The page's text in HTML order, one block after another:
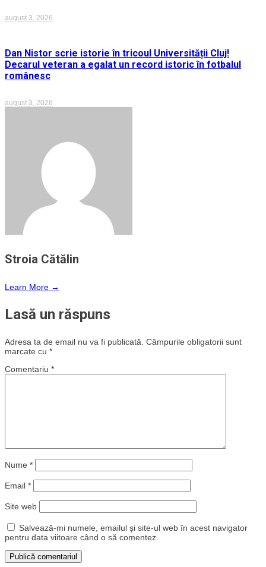
august 3, 2026
Dan Nistor scrie istorie în tricoul Universității Cluj!
Decarul veteran a egalat un record istoric în fotbalul
românesc
august 3, 2026
Stroia Cătălin
Learn More →
Lasă un răspuns
Adresa ta de email nu va fi publicată. Câmpurile obligatorii sunt
marcate cu *
Comentariu *
Nume *
Email *
Site web
Salvează-mi numele, emailul și site-ul web în acest navigator
pentru data viitoare când o să comentez.